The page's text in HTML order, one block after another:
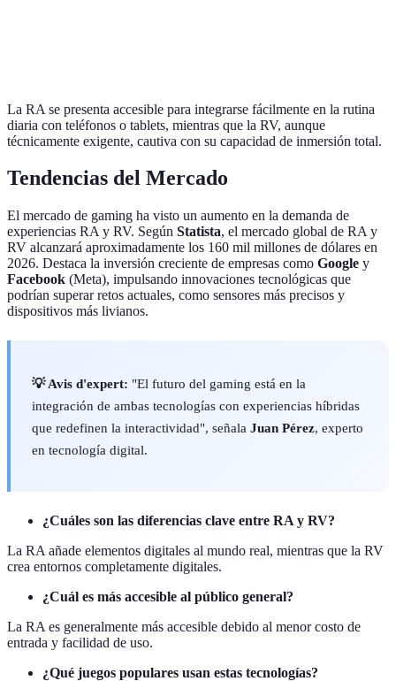
La RA se presenta accesible para integrarse fácilmente en la rutina
diaria con teléfonos o tablets, mientras que la RV, aunque
técnicamente exigente, cautiva con su capacidad de inmersión total.
Tendencias del Mercado
El mercado de gaming ha visto un aumento en la demanda de
experiencias RA y RV. Según Statista, el mercado global de RA y
RV alcanzará aproximadamente los 160 mil millones de dólares en
2026. Destaca la inversión creciente de empresas como Google y
Facebook (Meta), impulsando innovaciones tecnológicas que
podrían superar retos actuales, como sensores más precisos y
dispositivos más livianos.
💡 Avis d'expert: "El futuro del gaming está en la
integración de ambas tecnologías con experiencias híbridas
que redefinen la interactividad", señala Juan Pérez, experto
en tecnología digital.
¿Cuáles son las diferencias clave entre RA y RV?
La RA añade elementos digitales al mundo real, mientras que la RV
crea entornos completamente digitales.
¿Cuál es más accesible al público general?
La RA es generalmente más accesible debido al menor costo de
entrada y facilidad de uso.
¿Qué juegos populares usan estas tecnologías?